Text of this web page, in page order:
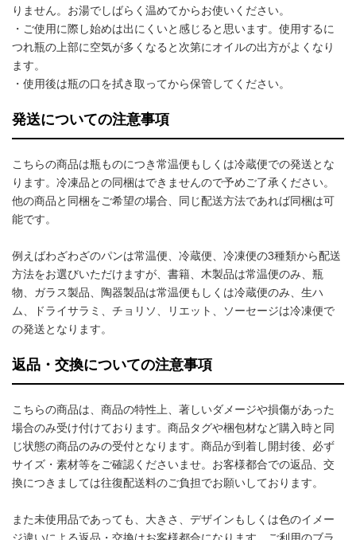
りません。お湯でしばらく温めてからお使いください。
・ご使用に際し始めは出にくいと感じると思います。使用するに
つれ瓶の上部に空気が多くなると次第にオイルの出方がよくなり
ます。
・使用後は瓶の口を拭き取ってから保管してください。
発送についての注意事項
こちらの商品は瓶ものにつき常温便もしくは冷蔵便での発送とな
ります。冷凍品との同梱はできませんので予めご了承ください。
他の商品と同梱をご希望の場合、同じ配送方法であれば同梱は可
能です。
例えばわざわざのパンは常温便、冷蔵便、冷凍便の3種類から配送
方法をお選びいただけますが、書籍、木製品は常温便のみ、瓶
物、ガラス製品、陶器製品は常温便もしくは冷蔵便のみ、生ハ
ム、ドライサラミ、チョリソ、リエット、ソーセージは冷凍便で
の発送となります。
返品・交換についての注意事項
こちらの商品は、商品の特性上、著しいダメージや損傷があった
場合のみ受け付けております。商品タグや梱包材など購入時と同
じ状態の商品のみの受付となります。商品が到着し開封後、必ず
サイズ・素材等をご確認くださいませ。お客様都合での返品、交
換につきましては往復配送料のご負担でお願いしております。
また未使用品であっても、大きさ、デザインもしくは色のイメー